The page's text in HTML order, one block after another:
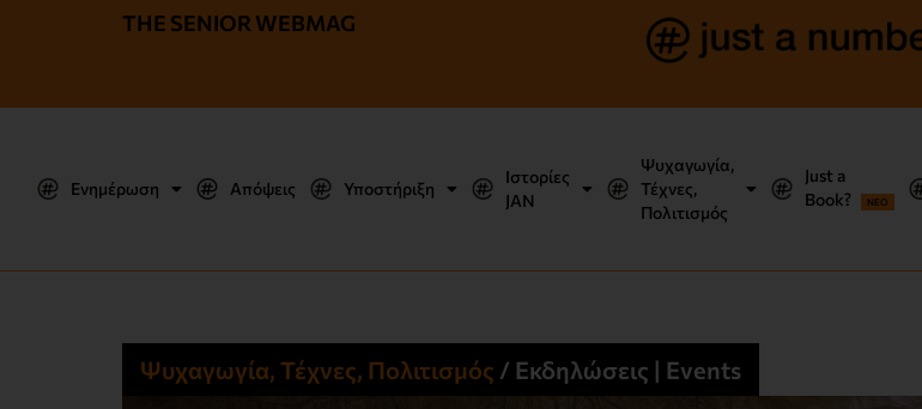
THE SENIOR WEBMAG
Ενημέρωση Απόψεις Υποστήριξη
Ιστορίες
JΑΝ
Ψυχαγωγία,
Τέχνες,
Πολιτισμός
Just a
Book?
NEO
Ψυχαγωγία, Τέχνες, Πολιτισμός / Εκδηλώσεις | Events